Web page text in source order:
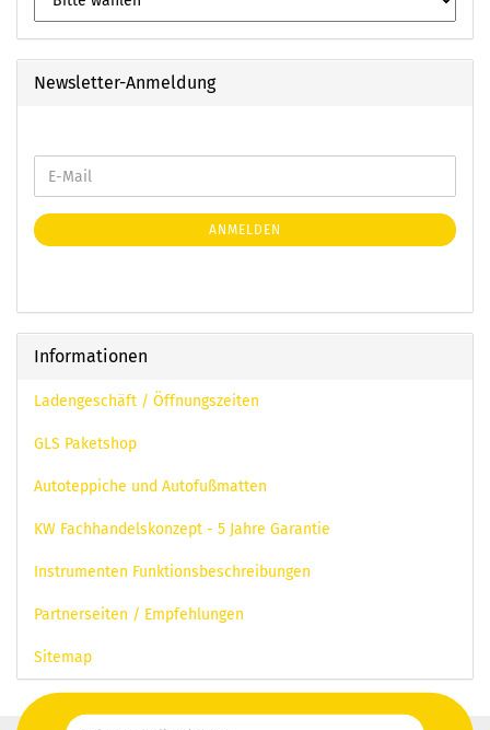
Newsletter-Anmeldung
ANMELDEN
Informationen
Ladengeschäft / Öffnungszeiten
GLS Paketshop
Autoteppiche und Autofußmatten
KW Fachhandelskonzept - 5 Jahre Garantie
Instrumenten Funktionsbeschreibungen
Partnerseiten / Empfehlungen
Sitemap